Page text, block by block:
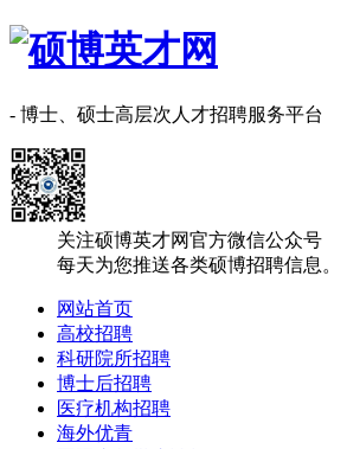
- 博士、硕士高层次人才招聘服务平台
关注硕博英才网官方微信公众号
每天为您推送各类硕博招聘信息。
网站首页
高校招聘
科研院所招聘
博士后招聘
医疗机构招聘
海外优青